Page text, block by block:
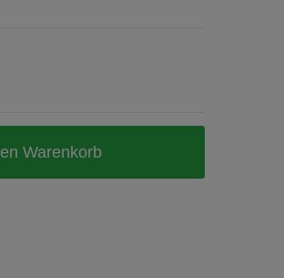
Warenkorb